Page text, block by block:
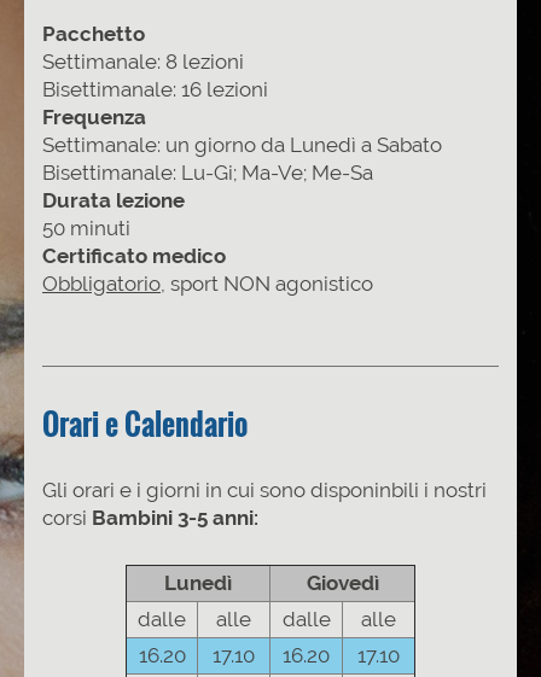
Pacchetto
Settimanale: 8 lezioni
Bisettimanale: 16 lezioni
Frequenza
Settimanale: un giorno da Lunedì a Sabato
Bisettimanale: Lu-Gi; Ma-Ve; Me-Sa
Durata lezione
50 minuti
Certificato medico
Obbligatorio , sport NON agonistico
Orari e Calendario
Gli orari e i giorni in cui sono disponinbili i nostri
corsi Bambini 3-5 anni:
Lunedì
Giovedì
dalle
alle dalle
alle
16.20
17.10 16.20
17.10